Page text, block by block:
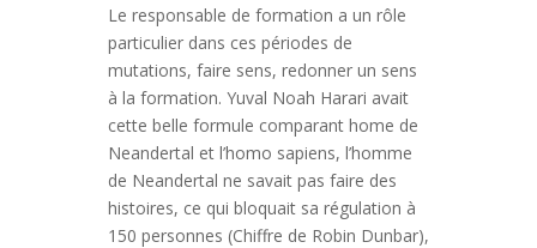
Le responsable de formation a un rôle
particulier dans ces périodes de
mutations, faire sens, redonner un sens
à la formation. Yuval Noah Harari avait
cette belle formule comparant home de
Neandertal et l’homo sapiens, l’homme
de Neandertal ne savait pas faire des
histoires, ce qui bloquait sa régulation à
150 personnes (Chiffre de Robin Dunbar),